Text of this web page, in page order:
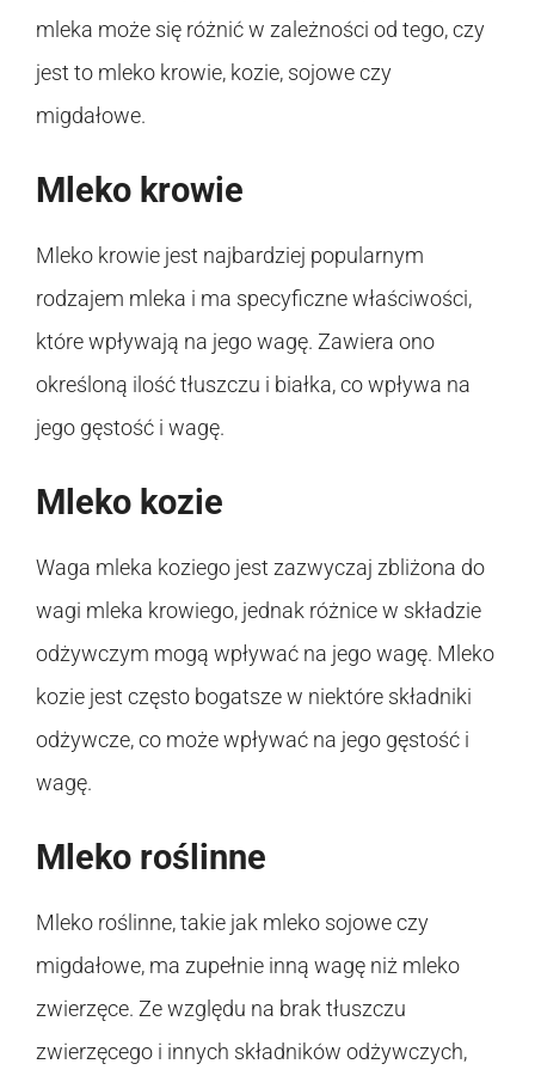
mleka może się różnić w zależności od tego, czy
jest to mleko krowie, kozie, sojowe czy
migdałowe.
Mleko krowie
Mleko krowie jest najbardziej popularnym
rodzajem mleka i ma specyficzne właściwości,
które wpływają na jego wagę. Zawiera ono
określoną ilość tłuszczu i białka, co wpływa na
jego gęstość i wagę.
Mleko kozie
Waga mleka koziego jest zazwyczaj zbliżona do
wagi mleka krowiego, jednak różnice w składzie
odżywczym mogą wpływać na jego wagę. Mleko
kozie jest często bogatsze w niektóre składniki
odżywcze, co może wpływać na jego gęstość i
wagę.
Mleko roślinne
Mleko roślinne, takie jak mleko sojowe czy
migdałowe, ma zupełnie inną wagę niż mleko
zwierzęce. Ze względu na brak tłuszczu
zwierzęcego i innych składników odżywczych,